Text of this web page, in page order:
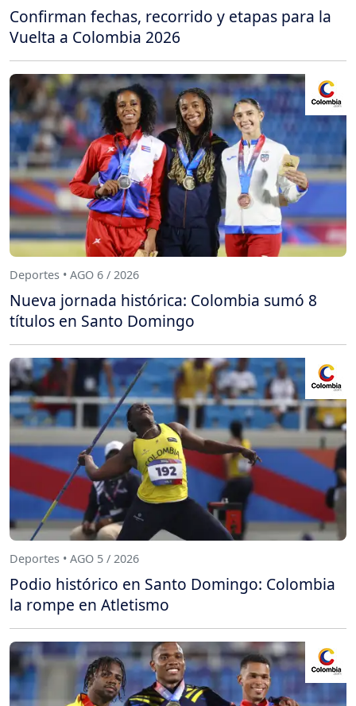
Confirman fechas, recorrido y etapas para la
Vuelta a Colombia 2026
Deportes • AGO 6 / 2026
Nueva jornada histórica: Colombia sumó 8
títulos en Santo Domingo
Deportes • AGO 5 / 2026
Podio histórico en Santo Domingo: Colombia
la rompe en Atletismo